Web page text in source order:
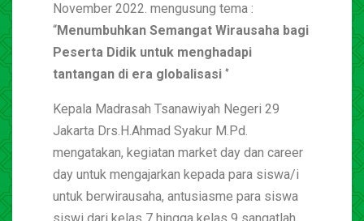
November 2022. mengusung tema :
“Menumbuhkan Semangat Wirausaha bagi
Peserta Didik untuk menghadapi
tantangan di era globalisasi ‘’
Kepala Madrasah Tsanawiyah Negeri 29
Jakarta Drs.H.Ahmad Syakur M.Pd.
mengatakan, kegiatan market day dan career
day untuk mengajarkan kepada para siswa/i
untuk berwirausaha, antusiasme para siswa